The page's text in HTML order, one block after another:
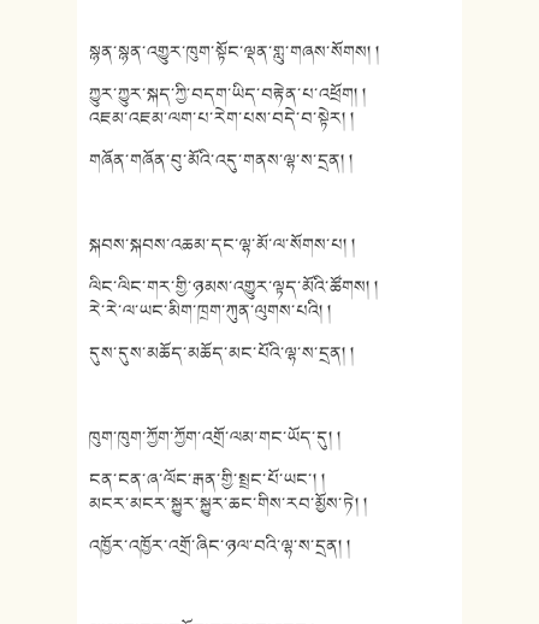
སྙན་སྙན་འགྱུར་ཁུག་སྟོང་ལྡན་གླུ་གཞས་སོགས། །
ཀྱུར་ཀྱུར་སྐད་ཀྱི་བདག་ཡིད་བརྟེན་པ་འཕྲོག། །
འཇམ་འཇམ་ལག་པ་རེག་པས་བདེ་བ་སྟེར། །
གཞོན་གཞོན་བུ་མོའི་འདུ་གནས་ལྷ་ས་དྲན། །
སྐབས་སྐབས་འཆམ་དང་ལྷ་མོ་ལ་སོགས་པ། །
ལིང་ལིང་གར་གྱི་ཉམས་འགྱུར་ལྟད་མོའི་ཚོགས། །
རེ་རེ་ལ་ཡང་མིག་ཁྲག་ཀུན་ལུགས་པའི། །
དུས་དུས་མཆོད་མཆོད་མང་པོའི་ལྷ་ས་དྲན། །
ཁུག་ཁུག་ཀྱོག་ཀྱོག་འགྲོ་ལམ་གང་ཡོད་དུ། །
ངན་ངན་ཞ་ལོང་རྒན་གྱི་སྤྲང་པོ་ཡང་། །
མངར་མངར་སྐྱུར་སྐྱུར་ཆང་གིས་རབ་མྱོས་ཏེ། །
འཁྱོར་འཁྱོར་འགྲོ་ཞིང་ཉལ་བའི་ལྷ་ས་དྲན། །